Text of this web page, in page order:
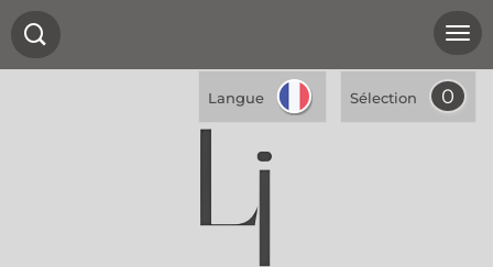
Langue Sélection 0